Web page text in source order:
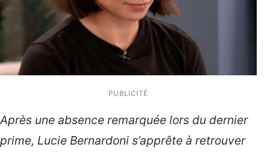
PUBLICITÉ
Après une absence remarquée lors du dernier
prime, Lucie Bernardoni s’apprête à retrouver